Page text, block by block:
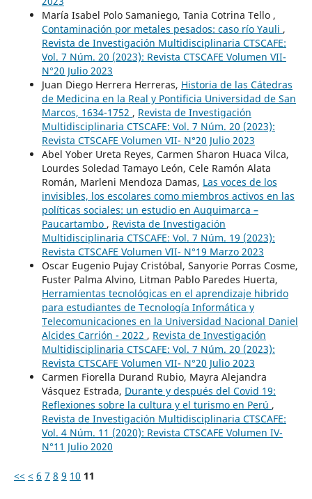
María Isabel Polo Samaniego, Tania Cotrina Tello ,
Contaminación por metales pesados: caso río Yauli ,
Revista de Investigación Multidisciplinaria CTSCAFE:
Vol. 7 Núm. 20 (2023): Revista CTSCAFE Volumen VII-
N°20 Julio 2023
Juan Diego Herrera Herreras, Historia de las Cátedras
de Medicina en la Real y Pontificia Universidad de San
Marcos, 1634-1752 , Revista de Investigación
Multidisciplinaria CTSCAFE: Vol. 7 Núm. 20 (2023):
Revista CTSCAFE Volumen VII- N°20 Julio 2023
Abel Yober Ureta Reyes, Carmen Sharon Huaca Vilca,
Lourdes Soledad Tamayo León, Cele Ramón Alata
Román, Marleni Mendoza Damas, Las voces de los
invisibles, los escolares como miembros activos en las
políticas sociales: un estudio en Auquimarca –
Paucartambo , Revista de Investigación
Multidisciplinaria CTSCAFE: Vol. 7 Núm. 19 (2023):
Revista CTSCAFE Volumen VII- N°19 Marzo 2023
Oscar Eugenio Pujay Cristóbal, Sanyorie Porras Cosme,
Fuster Palma Alvino, Litman Pablo Paredes Huerta,
Herramientas tecnológicas en el aprendizaje hibrido
para estudiantes de Tecnología Informática y
Telecomunicaciones en la Universidad Nacional Daniel
Alcides Carrión - 2022 , Revista de Investigación
Multidisciplinaria CTSCAFE: Vol. 7 Núm. 20 (2023):
Revista CTSCAFE Volumen VII- N°20 Julio 2023
Carmen Fiorella Durand Rubio, Mayra Alejandra
Vásquez Estrada, Durante y después del Covid 19:
Reflexiones sobre la cultura y el turismo en Perú ,
Revista de Investigación Multidisciplinaria CTSCAFE:
Vol. 4 Núm. 11 (2020): Revista CTSCAFE Volumen IV-
N°11 Julio 2020
<< < 6 7 8 9 10 11